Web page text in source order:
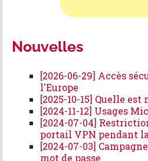
Nouvelles
[2026-06-29] Accès
l'Europe
[2025-10-15] Quelle est
[2024-11-12] Usages
[2024-07-04]
portail VPN pendant
[2024-07-03]
mot de passe